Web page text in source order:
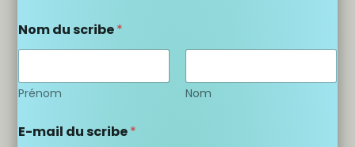
Nom du scribe*
Prénom Nom
E-mail du scribe*